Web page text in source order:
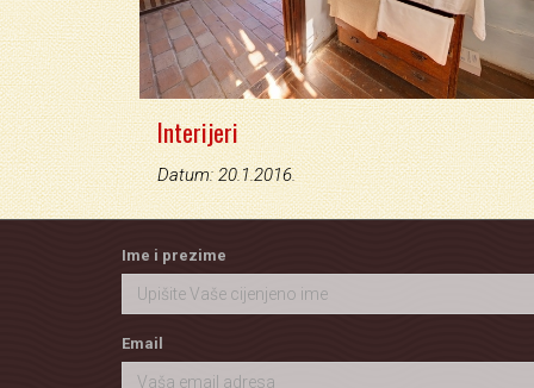
Interijeri
Datum: 20.1.2016.
Ime i prezime
Email